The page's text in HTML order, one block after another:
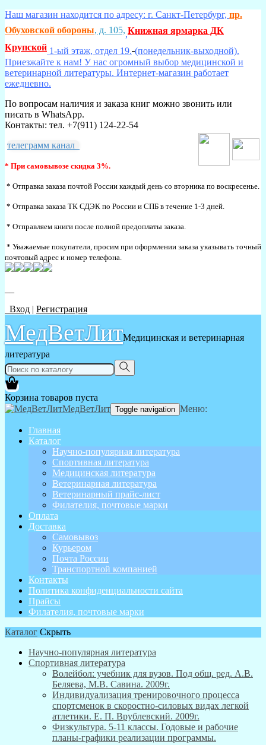
Наш магазин находится по адресу: г. Санкт-Петербург, пр.
Обуховской обороны, д. 105,,Книжная ярмарка ДК
Крупской 1-ый этаж, отдел 19. (понедельник-выходной).
Приезжайте к нам! У нас огромный выбор медицинской и
ветеринарной литературы. Интернет-магазин работает
ежедневно.
По вопросам наличия и заказа книг можно звонить или
писать в WhatsApp.
Контакты: тел. +7(911) 124-22-54
телеграмм канал
* При самовывозе скидка 3%.
* Отправка заказа почтой России каждый день со вторника по воскресенье.
* Отправка заказа ТК СДЭК по России и СПБ в течение 1-3 дней.
* Отправляем книги после полной предоплаты заказа.
* Уважаемые покупатели, просим при оформлении заказа указывать точный
почтовый адрес и номер телефона.
Вход | Регистрация
МедВетЛитМедицинская и ветеринарная
литература
Корзина товаров пуста
МедВетЛит Toggle navigation Меню:
Главная
Каталог
Научно-популярная литература
Спортивная литература
Медицинская литература
Ветеринарная литература
Ветеринарный прайс-лист
Филателия, почтовые марки
Оплата
Доставка
Самовывоз
Курьером
Почта России
Транспортной компанией
Контакты
Политика конфиденциальности сайта
Прайсы
Филателия, почтовые марки
Каталог Скрыть
Научно-популярная литература
Спортивная литература
Волейбол: учебник для вузов. Под общ. ред. А.В.
Беляева, М.В. Савина. 2009г.
Индивидуализация тренировочного процесса
спортсменок в скоростно-силовых видах легкой
атлетики. Е. П. Врублевский. 2009г.
Физкультура. 5-11 классы. Годовые и рабочие
планы-графики реализации программы.